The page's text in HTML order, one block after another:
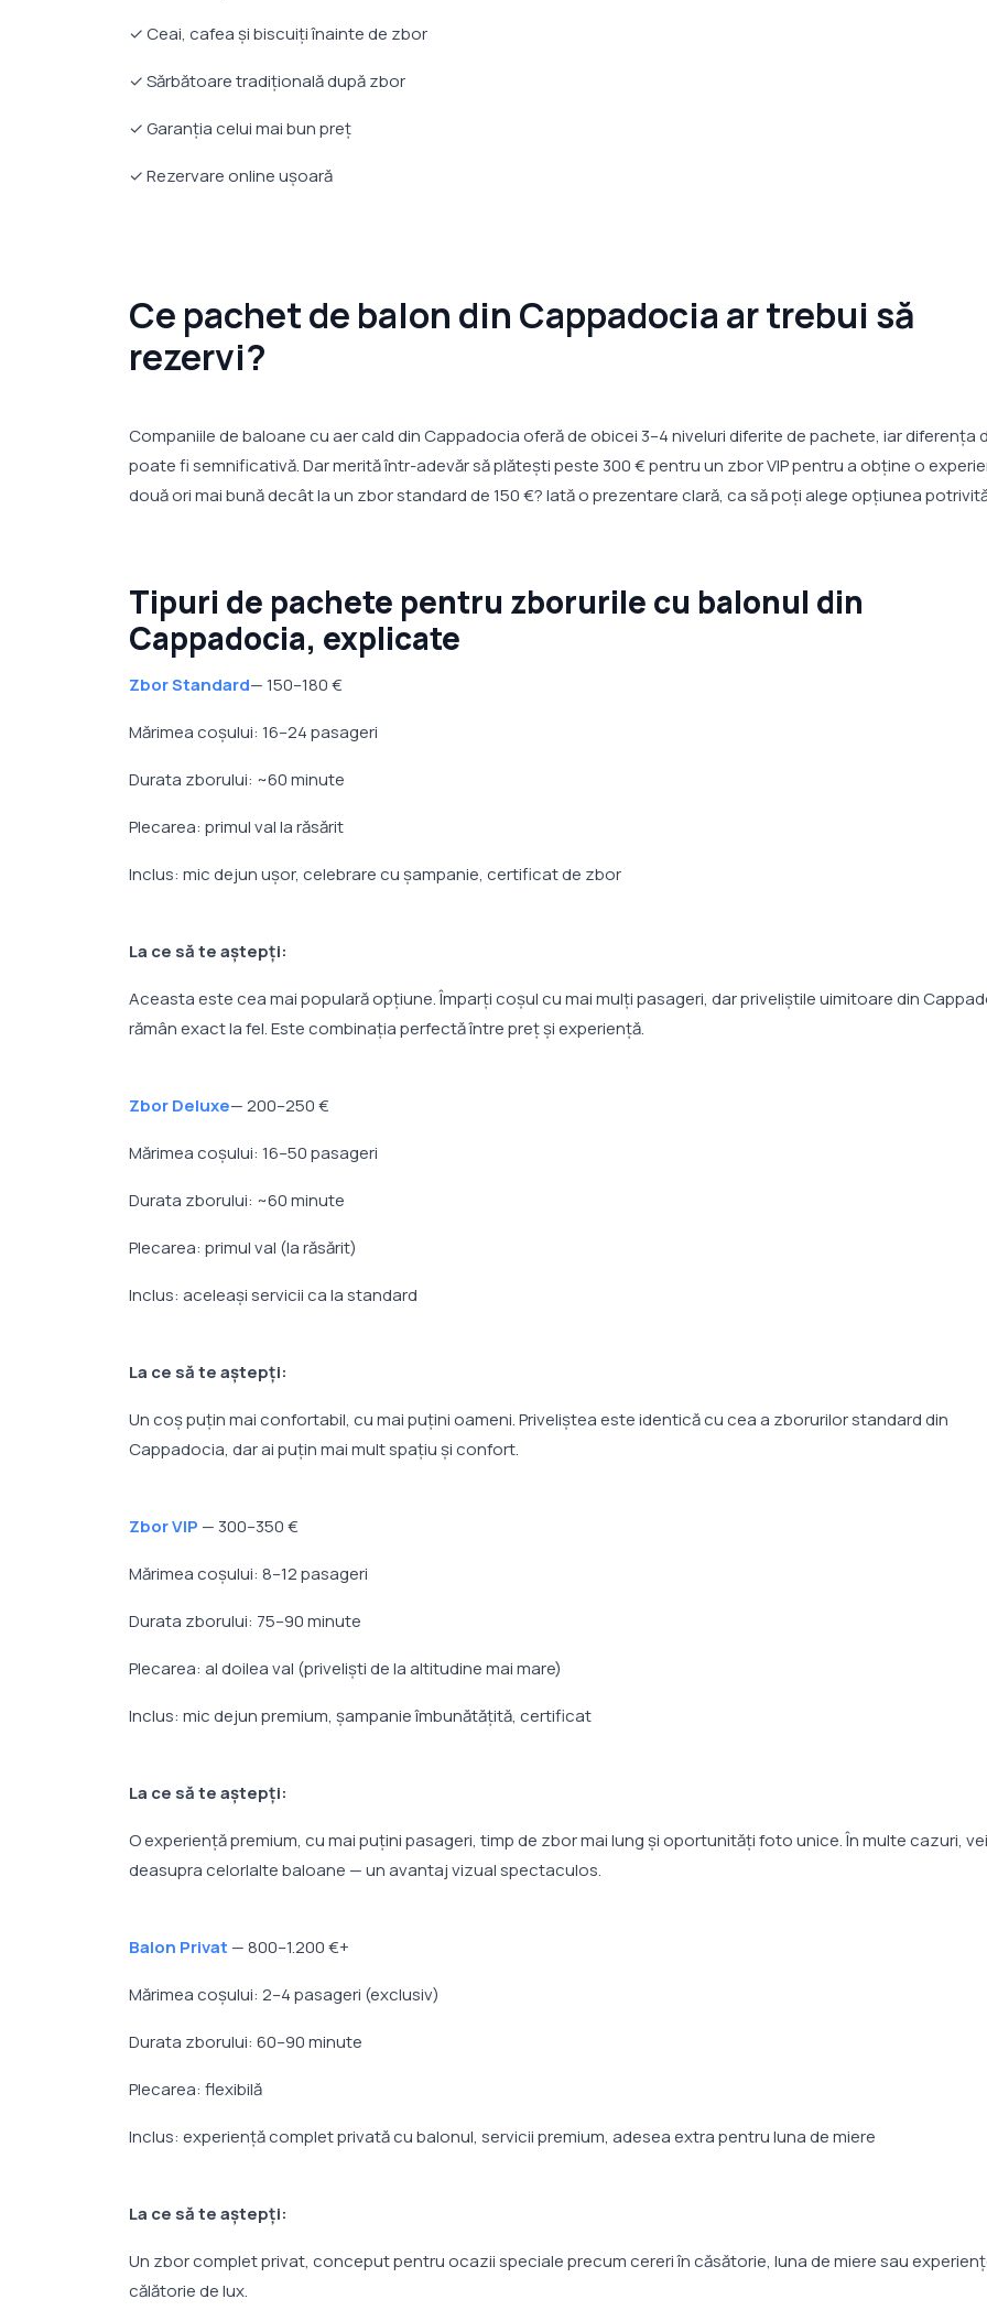
✓ Ceai, cafea și biscuiți înainte de zbor
✓ Sărbătoare tradițională după zbor
✓ Garanția celui mai bun preț
✓ Rezervare online ușoară
Ce pachet de balon din Cappadocia ar trebui să
rezervi?
Companiile de baloane cu aer cald din Cappadocia oferă de obicei 3–4 niveluri diferite de pachete, iar diferența
poate fi semnificativă. Dar merită într-adevăr să plătești peste 300 € pentru un zbor VIP pentru a obține o
două ori mai bună decât la un zbor standard de 150 €? Iată o prezentare clară, ca să poți alege opțiunea
Tipuri de pachete pentru zborurile cu balonul din
Cappadocia, explicate
Zbor Standard— 150–180 €
Mărimea coșului: 16–24 pasageri
Durata zborului: ~60 minute
Plecarea: primul val la răsărit
Inclus: mic dejun ușor, celebrare cu șampanie, certificat de zbor
La ce să te aștepți:
Aceasta este cea mai populară opțiune. Împarți coșul cu mai mulți pasageri, dar priveliștile uimitoare din
rămân exact la fel. Este combinația perfectă între preț și experiență.
Zbor Deluxe— 200–250 €
Mărimea coșului: 16–50 pasageri
Durata zborului: ~60 minute
Plecarea: primul val (la răsărit)
Inclus: aceleași servicii ca la standard
La ce să te aștepți:
Un coș puțin mai confortabil, cu mai puțini oameni. Priveliștea este identică cu cea a zborurilor standard din
Cappadocia, dar ai puțin mai mult spațiu și confort.
Zbor VIP — 300–350 €
Mărimea coșului: 8–12 pasageri
Durata zborului: 75–90 minute
Plecarea: al doilea val (priveliști de la altitudine mai mare)
Inclus: mic dejun premium, șampanie îmbunătățită, certificat
La ce să te aștepți:
O experiență premium, cu mai puțini pasageri, timp de zbor mai lung și oportunități foto unice. În multe cazuri,
deasupra celorlalte baloane — un avantaj vizual spectaculos.
Balon Privat — 800–1.200 €+
Mărimea coșului: 2–4 pasageri (exclusiv)
Durata zborului: 60–90 minute
Plecarea: flexibilă
Inclus: experiență complet privată cu balonul, servicii premium, adesea extra pentru luna de miere
La ce să te aștepți:
Un zbor complet privat, conceput pentru ocazii speciale precum cereri în căsătorie, luna de miere sau
călătorie de lux.